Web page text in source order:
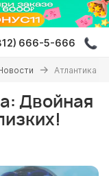
666-5-666
Атлантика
Двойная